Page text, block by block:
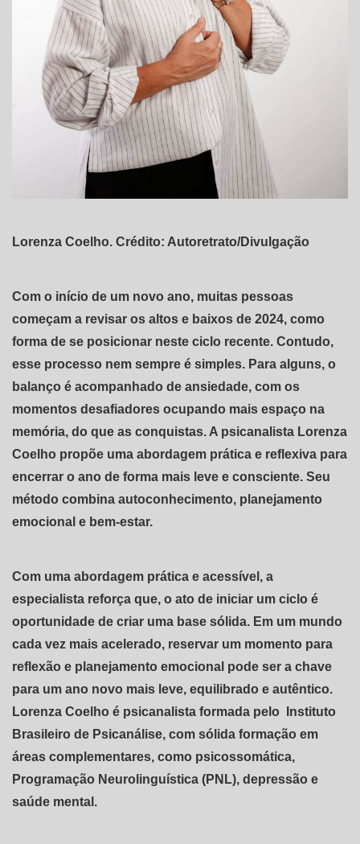
Lorenza Coelho. Crédito: Autoretrato/Divulgação
Com o início de um novo ano, muitas pessoas
começam a revisar os altos e baixos de 2024, como
forma de se posicionar neste ciclo recente. Contudo,
esse processo nem sempre é simples. Para alguns, o
balanço é acompanhado de ansiedade, com os
momentos desafiadores ocupando mais espaço na
memória, do que as conquistas. A psicanalista Lorenza
Coelho propõe uma abordagem prática e reflexiva para
encerrar o ano de forma mais leve e consciente. Seu
método combina autoconhecimento, planejamento
emocional e bem-estar.
Com uma abordagem prática e acessível, a
especialista reforça que, o ato de iniciar um ciclo é
oportunidade de criar uma base sólida. Em um mundo
cada vez mais acelerado, reservar um momento para
reflexão e planejamento emocional pode ser a chave
para um ano novo mais leve, equilibrado e autêntico.
Lorenza Coelho é psicanalista formada pelo Instituto
Brasileiro de Psicanálise, com sólida formação em
áreas complementares, como psicossomática,
Programação Neurolinguística (PNL), depressão e
saúde mental.